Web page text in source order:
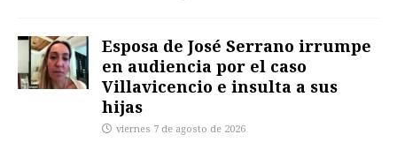
Esposa de José Serrano irrumpe
en audiencia por el caso
Villavicencio e insulta a sus
hijas
viernes 7 de agosto de 2026